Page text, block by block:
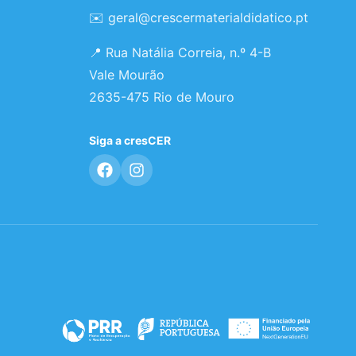
✉️ geral@crescermaterialdidatico.pt
📍 Rua Natália Correia, n.º 4-B
Vale Mourão
2635-475 Rio de Mouro
Siga a cresCER